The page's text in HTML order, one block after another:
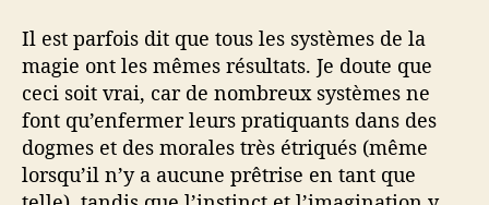
Il est parfois dit que tous les systèmes de la
magie ont les mêmes résultats. Je doute que
ceci soit vrai, car de nombreux systèmes ne
font qu’enfermer leurs pratiquants dans des
dogmes et des morales très étriqués (même
lorsqu’il n’y a aucune prêtrise en tant que